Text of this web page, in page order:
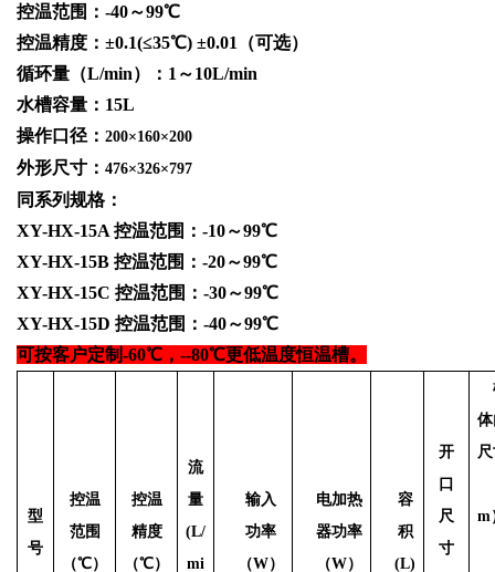
控温范围：-40～99℃
控温精度：±0.1(≤35℃) ±0.01（可选）
循环量（L/min）：1～10L/min
水槽容量： 15L
操作口径：200×160×200
外形尺寸：476×326×797
同系列规格：
XY-HX-15A 控温范围：-10～99℃
XY-HX-15B 控温范围：-20～99℃
XY-HX-15C 控温范围：-30～99℃
XY-HX-15D 控温范围：-40～99℃
可按客户定制-60℃，--80℃更低温度恒温槽。
型
号
控温
范围
（℃）
控温
精度
（℃）
流
量
(L/
mi
输入
功率
（W）
电加热
器功率
（W）
容
积
(L)
开
口
尺
寸
m